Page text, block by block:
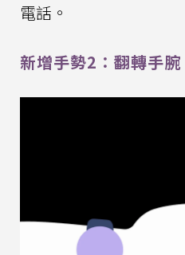
電話。
新增手勢2：翻轉手